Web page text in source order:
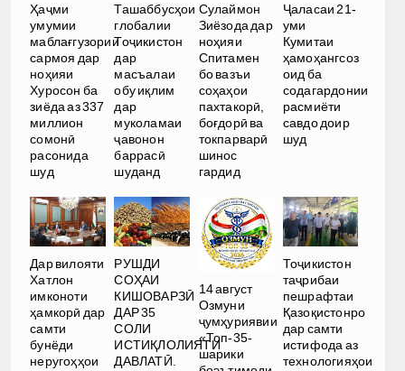
Ҳаҷми
умумии
маблағгузории
сармоя дар
ноҳияи
Хуросон ба
зиёда аз 337
миллион
сомонӣ
расонида
шуд
Ташаббусҳои
глобалии
Тоҷикистон
дар
масъалаи
обу иқлим
дар
муколамаи
ҷавонон
баррасӣ
шуданд
Сулаймон
Зиёзода дар
ноҳияи
Спитамен
бо вазъи
соҳаҳои
пахтакорӣ,
боғдорӣ ва
токпарварӣ
шинос
гардид
Ҷаласаи 21-
уми
Кумитаи
ҳамоҳангсоз
оид ба
содагардонии
расмиёти
савдо доир
шуд
Дар вилояти
Хатлон
имконоти
ҳамкорӣ дар
самти
бунёди
неругоҳҳои
РУШДИ
СОҲАИ
КИШОВАРЗӢ
ДАР 35
СОЛИ
ИСТИҚЛОЛИЯТИ
ДАВЛАТӢ.
14 август
Озмуни
ҷумҳуриявии
«Топ-35-
шарики
Тоҷикистон
таҷрибаи
пешрафтаи
Қазоқистонро
дар самти
истифода аз
технологияҳои